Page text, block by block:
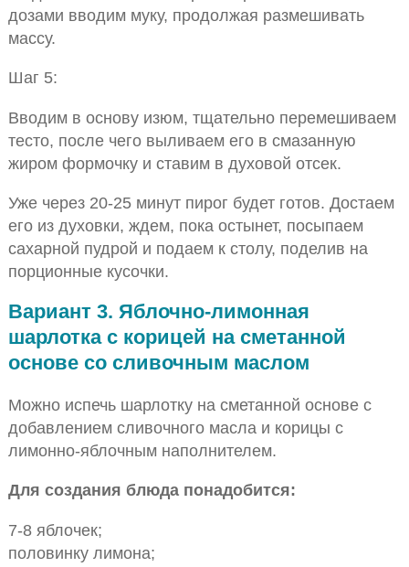
дозами вводим муку, продолжая размешивать
массу.
Шаг 5:
Вводим в основу изюм, тщательно перемешиваем
тесто, после чего выливаем его в смазанную
жиром формочку и ставим в духовой отсек.
Уже через 20-25 минут пирог будет готов. Достаем
его из духовки, ждем, пока остынет, посыпаем
сахарной пудрой и подаем к столу, поделив на
порционные кусочки.
Вариант 3. Яблочно-лимонная
шарлотка с корицей на сметанной
основе со сливочным маслом
Можно испечь шарлотку на сметанной основе с
добавлением сливочного масла и корицы с
лимонно-яблочным наполнителем.
Для создания блюда понадобится:
7-8 яблочек;
половинку лимона;